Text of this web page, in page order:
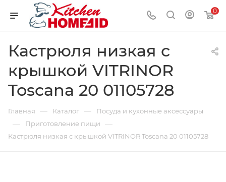
0
Кастрюля низкая с
крышкой VITRINOR
Toscana 20 01105728
Главная — Каталог — Посуда и кухонные аксессуары
— Приготовление пищи —
Кастрюля низкая с крышкой VITRINOR Toscana 20 01105728